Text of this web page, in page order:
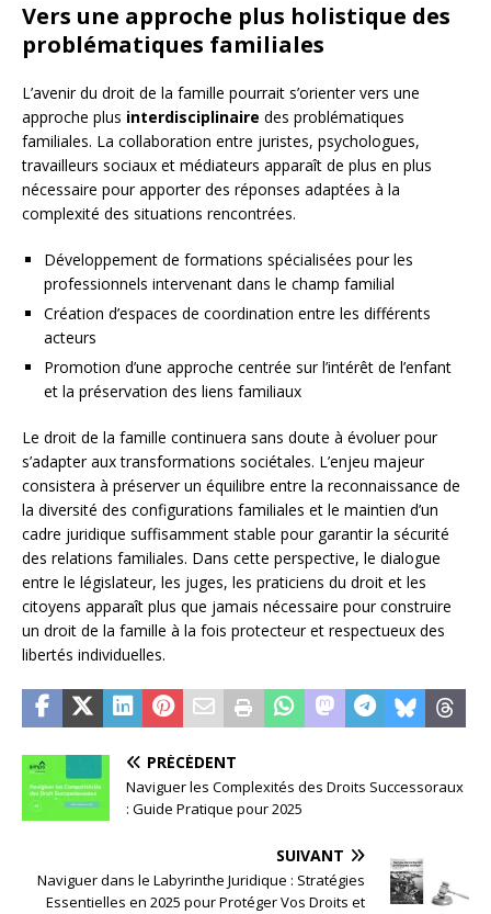
Vers une approche plus holistique des
problématiques familiales
L’avenir du droit de la famille pourrait s’orienter vers une
approche plus interdisciplinaire des problématiques
familiales. La collaboration entre juristes, psychologues,
travailleurs sociaux et médiateurs apparaît de plus en plus
nécessaire pour apporter des réponses adaptées à la
complexité des situations rencontrées.
Développement de formations spécialisées pour les
professionnels intervenant dans le champ familial
Création d’espaces de coordination entre les différents
acteurs
Promotion d’une approche centrée sur l’intérêt de l’enfant
et la préservation des liens familiaux
Le droit de la famille continuera sans doute à évoluer pour
s’adapter aux transformations sociétales. L’enjeu majeur
consistera à préserver un équilibre entre la reconnaissance de
la diversité des configurations familiales et le maintien d’un
cadre juridique suffisamment stable pour garantir la sécurité
des relations familiales. Dans cette perspective, le dialogue
entre le législateur, les juges, les praticiens du droit et les
citoyens apparaît plus que jamais nécessaire pour construire
un droit de la famille à la fois protecteur et respectueux des
libertés individuelles.
PRÉCÉDENT
Naviguer les Complexités des Droits Successoraux
: Guide Pratique pour 2025
SUIVANT
Naviguer dans le Labyrinthe Juridique : Stratégies
Essentielles en 2025 pour Protéger Vos Droits et